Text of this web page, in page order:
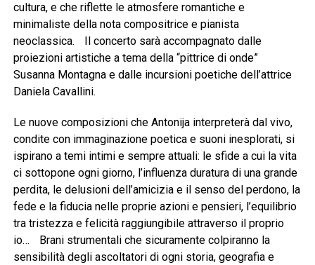
cultura, e che riflette le atmosfere romantiche e
minimaliste della nota compositrice e pianista
neoclassica. Il concerto sarà accompagnato dalle
proiezioni artistiche a tema della “pittrice di onde”
Susanna Montagna e dalle incursioni poetiche dell’attrice
Daniela Cavallini.
Le nuove composizioni che Antonija interpreterà dal vivo,
condite con immaginazione poetica e suoni inesplorati, si
ispirano a temi intimi e sempre attuali: le sfide a cui la vita
ci sottopone ogni giorno, l’influenza duratura di una grande
perdita, le delusioni dell’amicizia e il senso del perdono, la
fede e la fiducia nelle proprie azioni e pensieri, l’equilibrio
tra tristezza e felicità raggiungibile attraverso il proprio
io… Brani strumentali che sicuramente colpiranno la
sensibilità degli ascoltatori di ogni storia, geografia e